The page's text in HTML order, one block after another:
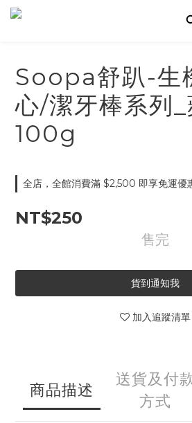
Soopa舒趴-生
心/潔牙棒系列
100g
全店，全館消費滿 $2,500 即享免運優
NT$250
售完
貨到通知我
加入追蹤清單
商品描述
送貨及付
方式